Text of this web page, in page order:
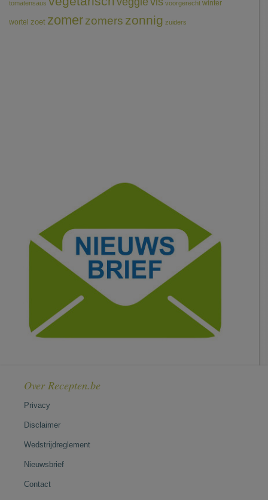
tomatensaus voorgerecht winter
wortel zoet zomerzomers zonnig zuiders
Over Recepten.be
Privacy
Disclaimer
Wedstrijdreglement
Nieuwsbrief
Contact